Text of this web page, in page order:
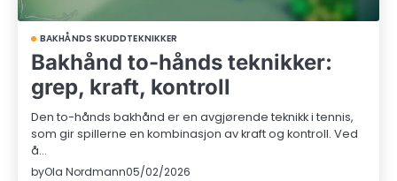
BAKHÅNDS SKUDDTEKNIKKER
Bakhånd to-hånds teknikker:
grep, kraft, kontroll
Den to-hånds bakhånd er en avgjørende teknikk i tennis,
som gir spillerne en kombinasjon av kraft og kontroll. Ved
å…
byOla Nordmann05/02/2026